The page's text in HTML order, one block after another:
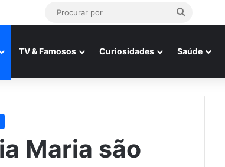
Procurar
TV & Famosos Curiosidades Saúde
Maria são